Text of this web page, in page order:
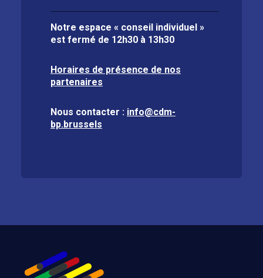
Notre espace « conseil individuel »
est fermé de 12h30 à 13h30
Horaires de présence de nos
partenaires
Nous contacter : info@cdm-
bp.brussels